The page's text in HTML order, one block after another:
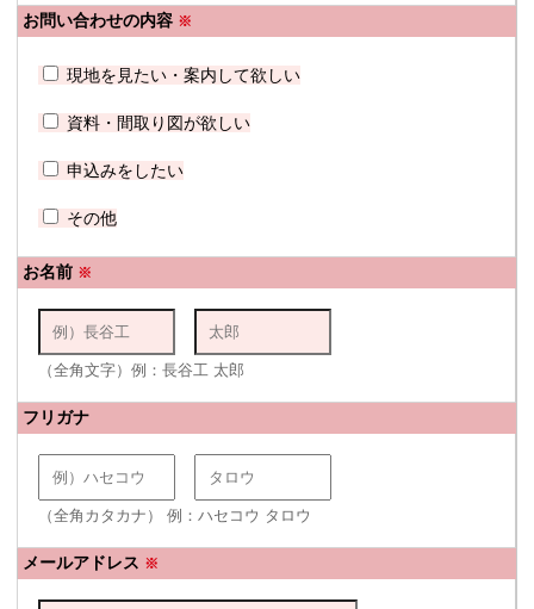
お問い合わせの内容 ※
現地を見たい・案内して欲しい
資料・間取り図が欲しい
申込みをしたい
その他
お名前 ※
（全角文字）例：長谷工 太郎
フリガナ
（全角カタカナ） 例：ハセコウ タロウ
メールアドレス ※